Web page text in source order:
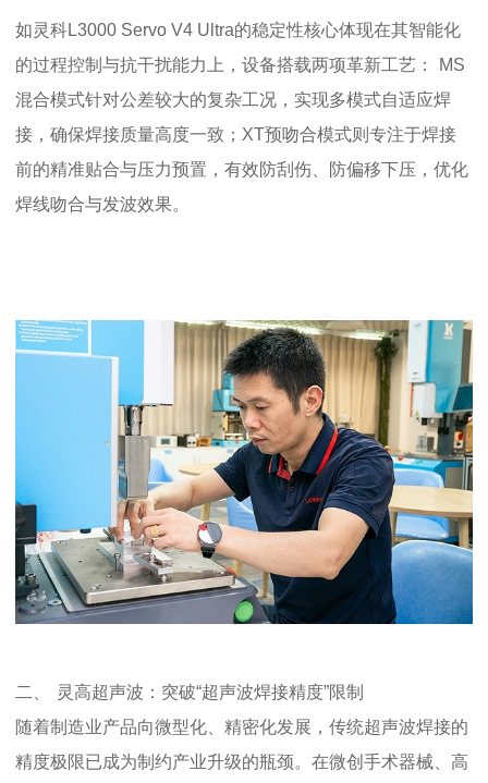
如灵科L3000 Servo V4 Ultra的稳定性核心体现在其智能化
的过程控制与抗干扰能力上，设备搭载两项革新工艺：
MS
混合模式针对公差较大的复杂工况，实现多模式自适应焊
接，确保焊接质量高度一致； XT预吻合模式则专注于焊接
前的精准贴合与压力预置，有效防刮伤、防偏移下压，优化
焊线吻合与发波效果。
二、 灵高超声波：突破“超声波焊接精度”限制
随着制造业产品向微型化、精密化发展，传统超声波焊接的
精度极限已成为制约产业升级的瓶颈。在微创手术器械、高